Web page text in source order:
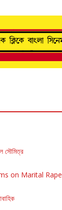
সৌমিত্র
on Marital Rape